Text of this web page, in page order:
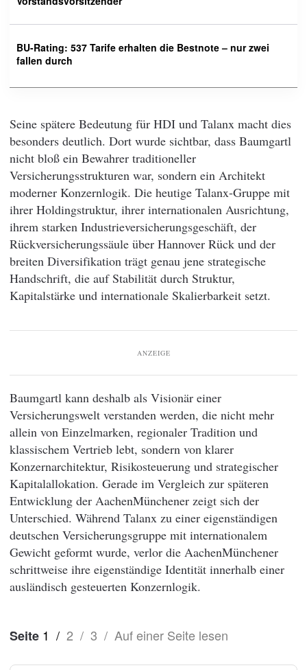
BU-Rating: 537 Tarife erhalten die Bestnote – nur zwei
fallen durch
Seine spätere Bedeutung für HDI und Talanx macht dies
besonders deutlich. Dort wurde sichtbar, dass Baumgartl
nicht bloß ein Bewahrer traditioneller
Versicherungsstrukturen war, sondern ein Architekt
moderner Konzernlogik. Die heutige Talanx-Gruppe mit
ihrer Holdingstruktur, ihrer internationalen Ausrichtung,
ihrem starken Industrieversicherungsgeschäft, der
Rückversicherungssäule über Hannover Rück und der
breiten Diversifikation trägt genau jene strategische
Handschrift, die auf Stabilität durch Struktur,
Kapitalstärke und internationale Skalierbarkeit setzt.
ANZEIGE
Baumgartl kann deshalb als Visionär einer
Versicherungswelt verstanden werden, die nicht mehr
allein von Einzelmarken, regionaler Tradition und
klassischem Vertrieb lebt, sondern von klarer
Konzernarchitektur, Risikosteuerung und strategischer
Kapitalallokation. Gerade im Vergleich zur späteren
Entwicklung der AachenMünchener zeigt sich der
Unterschied. Während Talanx zu einer eigenständigen
deutschen Versicherungsgruppe mit internationalem
Gewicht geformt wurde, verlor die AachenMünchener
schrittweise ihre eigenständige Identität innerhalb einer
ausländisch gesteuerten Konzernlogik.
Seite 1 / 2 / 3 / Auf einer Seite lesen